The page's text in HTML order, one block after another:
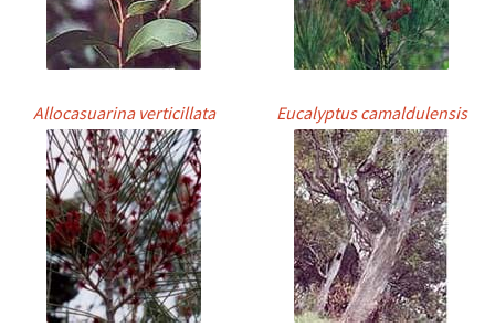
Allocasuarina verticillata Eucalyptus camaldulensis